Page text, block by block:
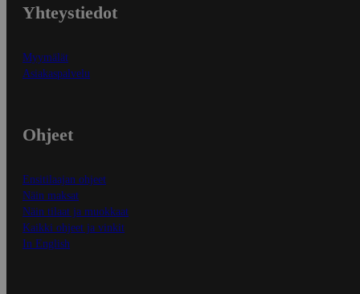
Yhteystiedot
Myymälät
Asiakaspalvelu
Ohjeet
Ensitilaajan ohjeet
Näin maksat
Näin tilaat ja muokkaat
Kaikki ohjeet ja vinkit
In English